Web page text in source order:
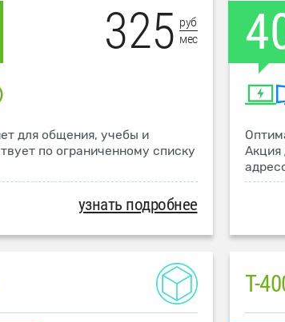
325 руб
мес
для общения, учебы и
по ограниченному списку
узнать подробнее
Акция
T-